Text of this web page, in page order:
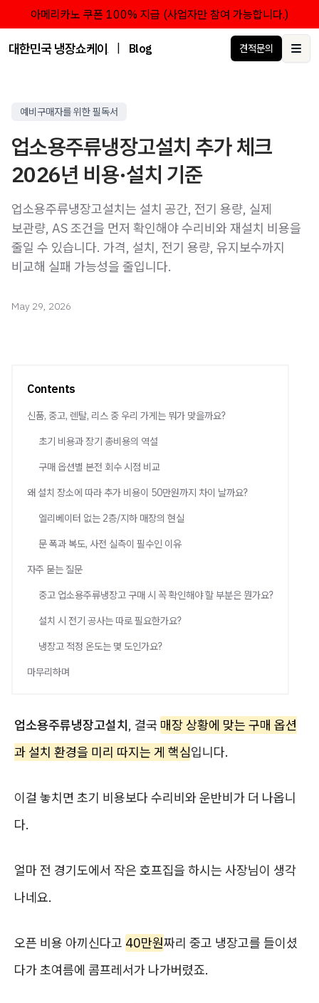
아메리카노 쿠폰 100% 지급 (사업자만 참여 가능합니다.)
대한민국 냉장쇼케이스 점유율 1위 브랜드 한성쇼케이스
Blog 견적문의
예비구매자를 위한 필독서
업소용주류냉장고설치 추가 체크
2026년 비용·설치 기준
업소용주류냉장고설치는 설치 공간, 전기 용량, 실제
보관량, AS 조건을 먼저 확인해야 수리비와 재설치 비용을
줄일 수 있습니다. 가격, 설치, 전기 용량, 유지보수까지
비교해 실패 가능성을 줄입니다.
May 29, 2026
Contents
신품, 중고, 렌탈, 리스 중 우리 가게는 뭐가 맞을까요?
초기 비용과 장기 총비용의 역설
구매 옵션별 본전 회수 시점 비교
왜 설치 장소에 따라 추가 비용이 50만원까지 차이 날까요?
엘리베이터 없는 2층/지하 매장의 현실
문 폭과 복도, 사전 실측이 필수인 이유
자주 묻는 질문
중고 업소용주류냉장고 구매 시 꼭 확인해야 할 부분은 뭔가요?
설치 시 전기 공사는 따로 필요한가요?
냉장고 적정 온도는 몇 도인가요?
마무리하며
업소용주류냉장고설치, 결국 매장 상황에 맞는 구매 옵션
과 설치 환경을 미리 따지는 게 핵심입니다.
이걸 놓치면 초기 비용보다 수리비와 운반비가 더 나옵니
다.
얼마 전 경기도에서 작은 호프집을 하시는 사장님이 생각
나네요.
오픈 비용 아끼신다고 40만원짜리 중고 냉장고를 들이셨
다가 초여름에 콤프레서가 나가버렸죠.